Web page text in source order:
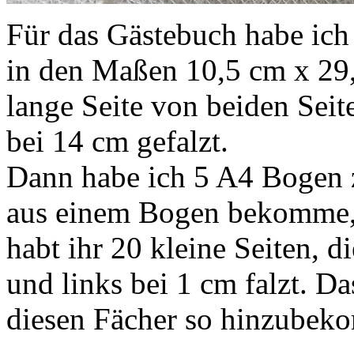
Für das Gästebuch habe
in den Maßen 10,5 cm x
lange Seite von beiden
bei 14 cm gefalzt.
Dann habe ich 5 A4
aus einem Bogen
habt ihr 20 kleine Seiten,
und links bei 1 cm falzt.
diesen Fächer so